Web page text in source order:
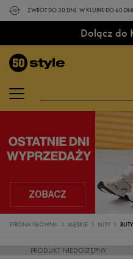
ZWROT DO 30 DNI. W KLUBIE DO 60
Dołącz do
STRONA GŁÓWNA MĘSKIE BUTY
PRODUKT NIEDOSTĘPNY